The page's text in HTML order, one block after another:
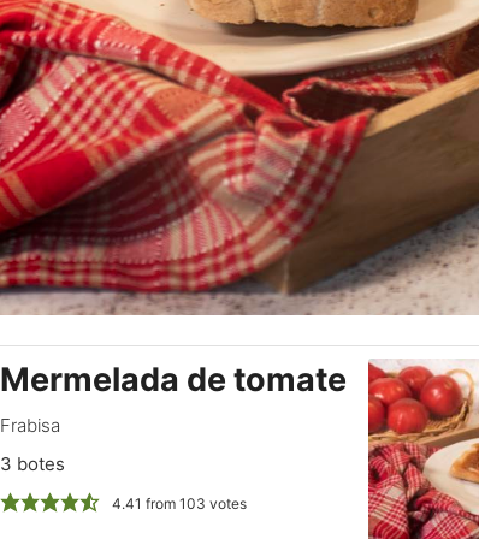
Mermelada de tomate
Frabisa
3 botes
4.41 from 103 votes